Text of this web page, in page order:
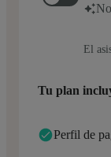
El
Tu plan
Perfil de